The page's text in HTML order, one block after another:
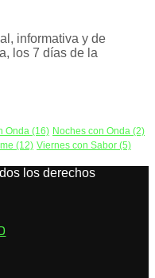
informativa y de
los 7 días de la
Onda (16) Noches con Onda (2)
(12) Viernes con Sabor (5)
los derechos